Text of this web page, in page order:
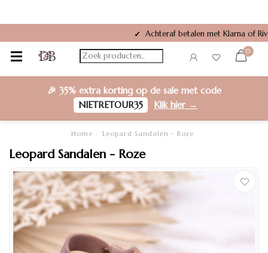
✓ Achteraf betalen met Klarna of
0
🎉 35% extra kortingop de sale met code
NIETRETOUR35
Klik hier →
Home Leopard Sandalen - Roze
Leopard Sandalen - Roze